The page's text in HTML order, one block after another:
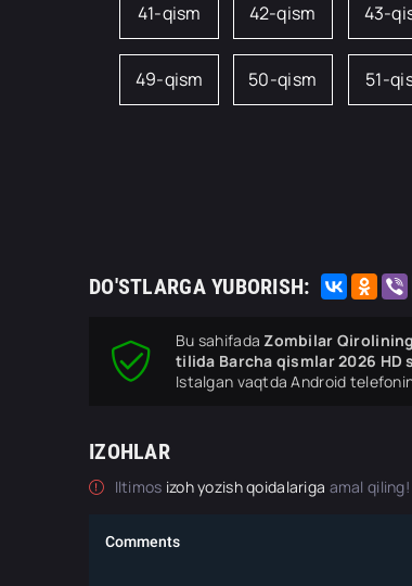
41-qism 42-qism 43-
49-qism 50-qism 51-
DO'STLARGA YUBORISH:
Bu sahifadaZombilar
tilida Barcha qismlar 2026 HD
Istalgan vaqtda Android
IZOHLAR
Iltimos izoh yozish qoidalariga amal qiling!